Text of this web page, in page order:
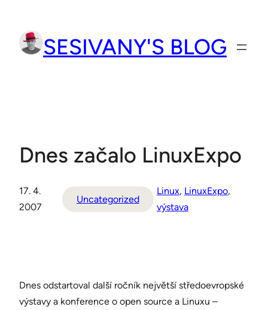
obsah
SESIVANY'S BLOG
Dnes začalo LinuxExpo
17. 4.
2007
Uncategorized
Linux, LinuxExpo,
výstava
Dnes odstartoval další ročník největší středoevropské
výstavy a konference o open source a Linuxu –